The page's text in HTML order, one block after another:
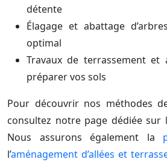
détente
Élagage et abattage
optimal
Travaux de terrassement et
préparer vos sols
Pour découvrir nos méthodes
consultez notre page dédiée sur
Nous assurons également la
l’aménagement d’allées et